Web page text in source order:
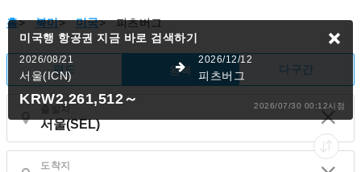
홈> 북미> 미국> 피츠버그
편도 왕복 다구간
출발지
도착지
미국행 항공권 지금 바로 검색하기
2026/08/21
서울(ICN)
2026/12/12
피츠버그
KRW2,261,512～ 2026/07/30 00:12시점